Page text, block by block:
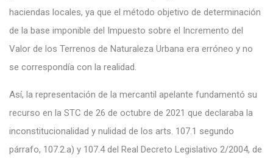
haciendas locales, ya que el método objetivo de determinación
de la base imponible del Impuesto sobre el Incremento del
Valor de los Terrenos de Naturaleza Urbana era erróneo y no
se correspondía con la realidad.
Así, la representación de la mercantil apelante fundamentó su
recurso en la STC de 26 de octubre de 2021 que declaraba la
inconstitucionalidad y nulidad de los arts. 107.1 segundo
párrafo, 107.2.a) y 107.4 del Real Decreto Legislativo 2/2004, de